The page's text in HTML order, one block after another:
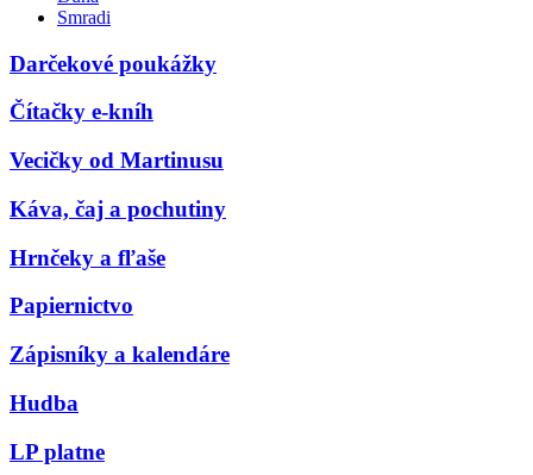
Smradi
Darčekové poukážky
Čítačky e-kníh
Vecičky od Martinusu
Káva, čaj a pochutiny
Hrnčeky a fľaše
Papiernictvo
Zápisníky a kalendáre
Hudba
LP platne